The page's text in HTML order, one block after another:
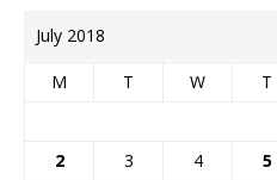
July 2018
M T W T
2
3 4 5